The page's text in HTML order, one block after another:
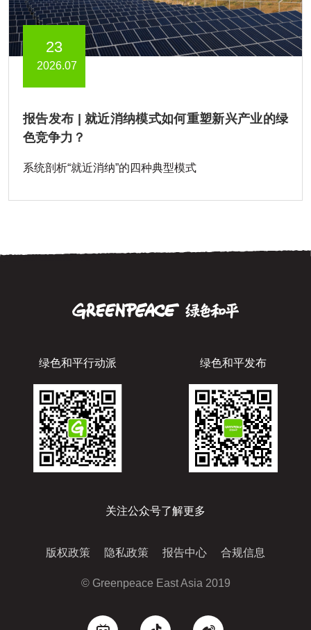
23
2026.07
报告发布 | 就近消纳模式如何重塑新兴产业的绿
色竞争力？
系统剖析“就近消纳”的四种典型模式
绿色和平行动派 绿色和平发布
关注公众号了解更多
版权政策 隐私政策 报告中心 合规信息
© Greenpeace East Asia 2019